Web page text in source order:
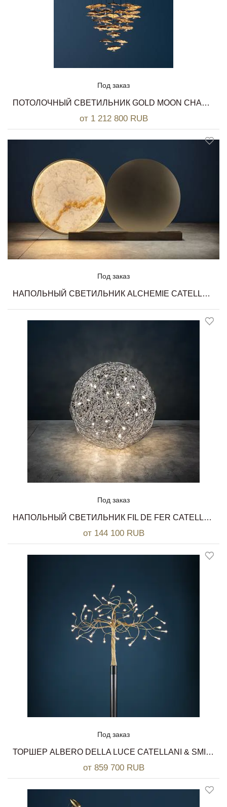
Под заказ
ПОТОЛОЧНЫЙ СВЕТИЛЬНИК GOLD MOON CHANDELIER CATELLANI & SMITH
от 1 212 800 RUB
Под заказ
НАПОЛЬНЫЙ СВЕТИЛЬНИК ALCHEMIE CATELLANI & SMITH
Под заказ
НАПОЛЬНЫЙ СВЕТИЛЬНИК FIL DE FER CATELLANI & SMITH
от 144 100 RUB
Под заказ
ТОРШЕР ALBERO DELLA LUCE CATELLANI & SMITH
от 859 700 RUB